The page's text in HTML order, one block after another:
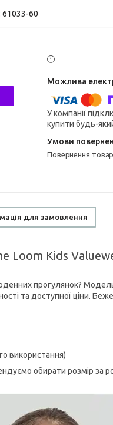
61033-60
У компанії
купити будь-
повернення
для замовлення
Loom Kids
прогулянок?
та доступної ціни.
використання)
обирати розмір за